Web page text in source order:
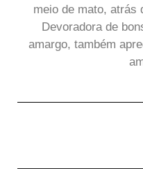
meio de mato, atrás
Devoradora de
amargo, também